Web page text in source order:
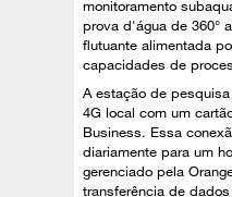
monitoramento
prova d'água de 360°
flutuante alimentada
capacidades de
A estação de
4G local com um
Business. Essa
diariamente para um
gerenciado pela
transferência de